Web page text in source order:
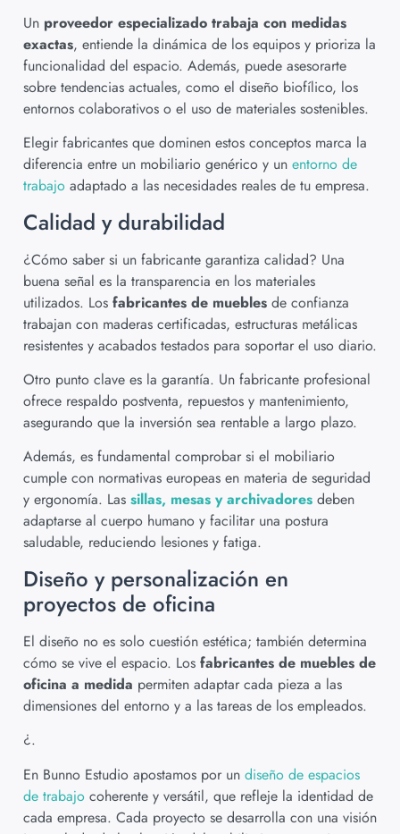
Un proveedor especializado trabaja con medidas
exactas, entiende la dinámica de los equipos y prioriza la
funcionalidad del espacio. Además, puede asesorarte
sobre tendencias actuales, como el diseño biofílico, los
entornos colaborativos o el uso de materiales sostenibles.
Elegir fabricantes que dominen estos conceptos marca la
diferencia entre un mobiliario genérico y un entorno de
trabajo adaptado a las necesidades reales de tu empresa.
Calidad y durabilidad
¿Cómo saber si un fabricante garantiza calidad? Una
buena señal es la transparencia en los materiales
utilizados. Los fabricantes de muebles de confianza
trabajan con maderas certificadas, estructuras metálicas
resistentes y acabados testados para soportar el uso diario.
Otro punto clave es la garantía. Un fabricante profesional
ofrece respaldo postventa, repuestos y mantenimiento,
asegurando que la inversión sea rentable a largo plazo.
Además, es fundamental comprobar si el mobiliario
cumple con normativas europeas en materia de seguridad
y ergonomía. Las sillas, mesas y archivadores deben
adaptarse al cuerpo humano y facilitar una postura
saludable, reduciendo lesiones y fatiga.
Diseño y personalización en
proyectos de oficina
El diseño no es solo cuestión estética; también determina
cómo se vive el espacio. Los fabricantes de muebles de
oficina a medida permiten adaptar cada pieza a las
dimensiones del entorno y a las tareas de los empleados.
¿.
En Bunno Estudio apostamos por un diseño de espacios
de trabajo coherente y versátil, que refleje la identidad de
cada empresa. Cada proyecto se desarrolla con una visión